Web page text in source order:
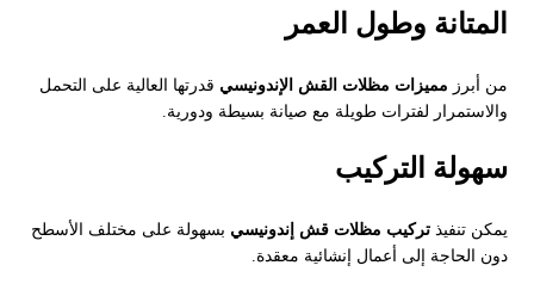
المتانة وطول العمر
من أبرز مميزات مظلات القش الإندونيسي قدرتها العالية على التحمل
والاستمرار لفترات طويلة مع صيانة بسيطة ودورية.
سهولة التركيب
يمكن تنفيذتركيب مظلات قش إندونيسي بسهولة على مختلف الأسطح
دون الحاجة إلى أعمال إنشائية معقدة.